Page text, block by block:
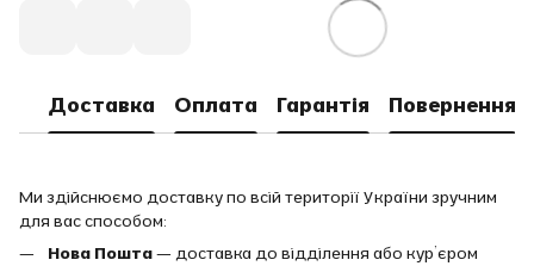
Доставка Оплата Гарантія Повернення
Ми здійснюємо доставку по всій території України зручним
для вас способом:
Нова Пошта— доставка до відділення або кур’єром